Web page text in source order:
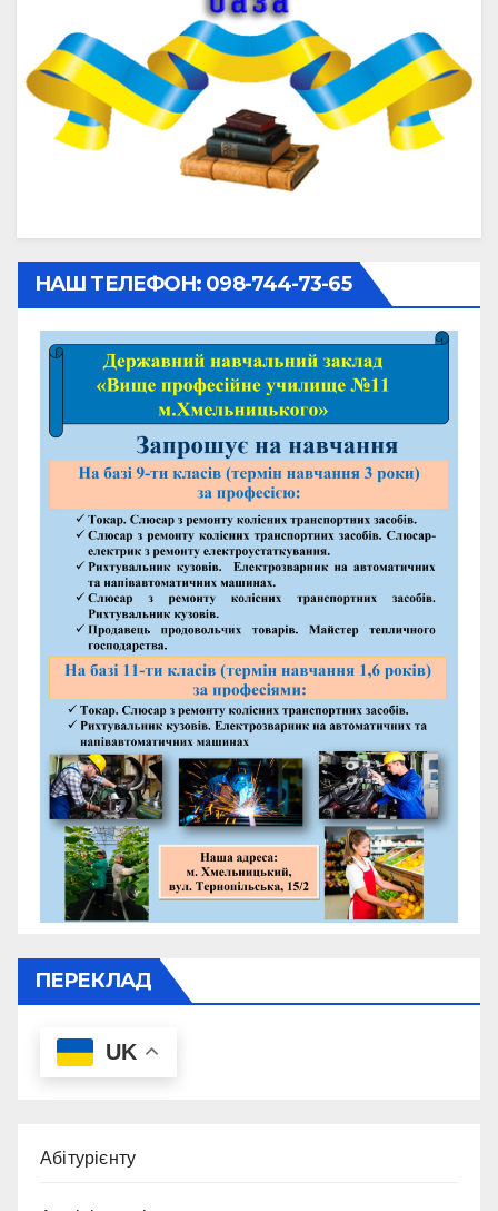
НАШ ТЕЛЕФОН: 098-744-73-65
ПЕРЕКЛАД
UK
Абітурієнту